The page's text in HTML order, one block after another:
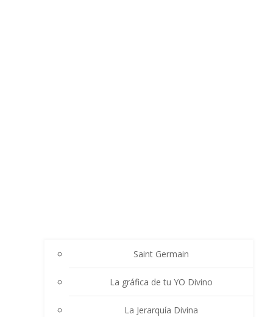
Saint Germain
La gráfica de tu YO Divino
La Jerarquía Divina